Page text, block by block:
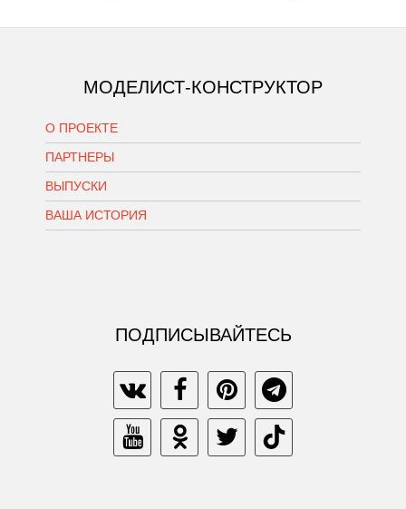
МОДЕЛИСТ-КОНСТРУКТОР
О ПРОЕКТЕ
ПАРТНЕРЫ
ВЫПУСКИ
ВАША ИСТОРИЯ
ПОДПИСЫВАЙТЕСЬ